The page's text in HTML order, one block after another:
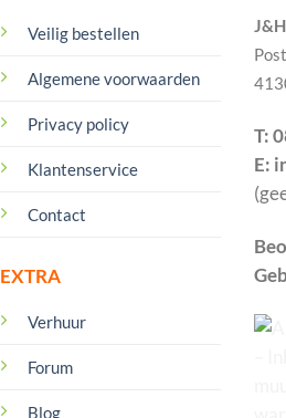
Veilig bestellen
Algemene voorwaarden
Privacy policy
Klantenservice
Contact
EXTRA
Verhuur
Forum
Blog
T:
E: